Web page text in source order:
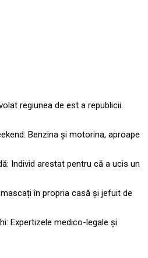
regiunea de est a republicii.
Benzina și motorina, aproape
Individ arestat pentru că a ucis un
mascați în propria casă și jefuit de
Expertizele medico-legale și